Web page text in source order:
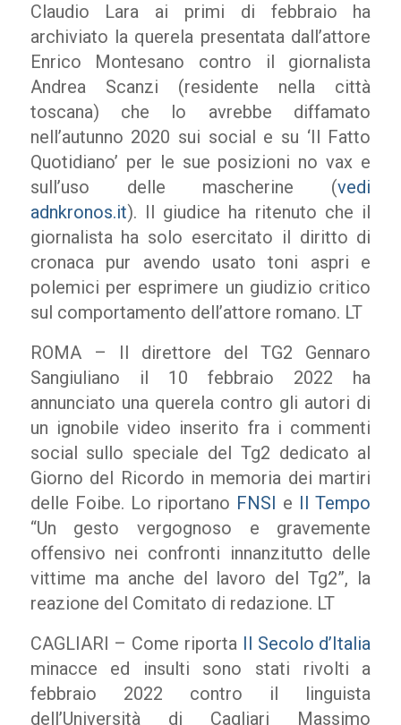
Claudio Lara ai primi di febbraio ha
archiviato la querela presentata dall’attore
Enrico Montesano contro il giornalista
Andrea Scanzi (residente nella città
toscana) che lo avrebbe diffamato
nell’autunno 2020 sui social e su ‘Il Fatto
Quotidiano’ per le sue posizioni no vax e
sull’uso delle mascherine (vedi
adnkronos.it). Il giudice ha ritenuto che il
giornalista ha solo esercitato il diritto di
cronaca pur avendo usato toni aspri e
polemici per esprimere un giudizio critico
sul comportamento dell’attore romano. LT
ROMA – Il direttore del TG2 Gennaro
Sangiuliano il 10 febbraio 2022 ha
annunciato una querela contro gli autori di
un ignobile video inserito fra i commenti
social sullo speciale del Tg2 dedicato al
Giorno del Ricordo in memoria dei martiri
delle Foibe. Lo riportano FNSI e Il Tempo
“Un gesto vergognoso e gravemente
offensivo nei confronti innanzitutto delle
vittime ma anche del lavoro del Tg2”, la
reazione del Comitato di redazione. LT
CAGLIARI – Come riporta Il Secolo d’Italia
minacce ed insulti sono stati rivolti a
febbraio 2022 contro il linguista
dell’Università di Cagliari Massimo